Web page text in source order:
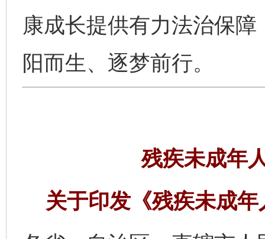
康成长提供有力法治保障
阳而生、逐梦前行。
残疾未成年
关于印发《残疾未成